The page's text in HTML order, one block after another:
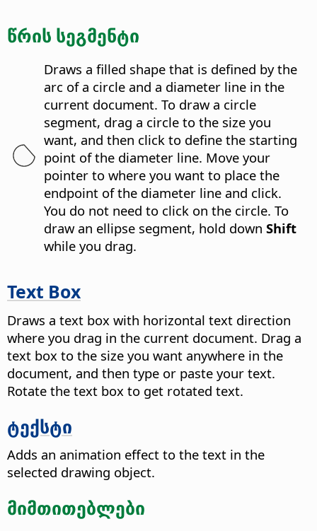
წრის სეგმენტი
Draws a filled shape that is defined by the
arc of a circle and a diameter line in the
current document. To draw a circle
segment, drag a circle to the size you
want, and then click to define the starting
point of the diameter line. Move your
pointer to where you want to place the
endpoint of the diameter line and click.
You do not need to click on the circle. To
draw an ellipse segment, hold downShift
while you drag.
Text Box
Draws a text box with horizontal text direction
where you drag in the current document. Drag a
text box to the size you want anywhere in the
document, and then type or paste your text.
Rotate the text box to get rotated text.
ტექსტი
Adds an animation effect to the text in the
selected drawing object.
მიმთითებლები